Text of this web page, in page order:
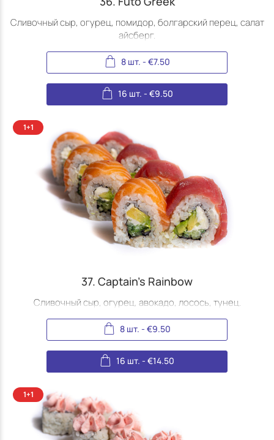
Сливочный сыр, огурец, помидор, болгарский перец, салат
айсберг.
8 шт. - €7.50
16 шт. - €9.50
37. Captain's Rainbow
Сливочный сыр, огурец, авокадо, лосось, тунец.
8 шт. - €9.50
16 шт. - €14.50